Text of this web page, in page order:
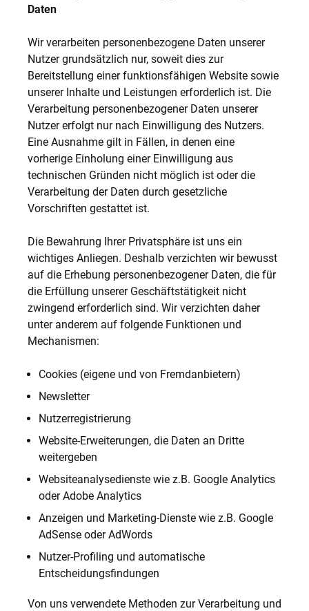
Daten
Wir verarbeiten personenbezogene Daten unserer
Nutzer grundsätzlich nur, soweit dies zur
Bereitstellung einer funktionsfähigen Website sowie
unserer Inhalte und Leistungen erforderlich ist. Die
Verarbeitung personenbezogener Daten unserer
Nutzer erfolgt nur nach Einwilligung des Nutzers.
Eine Ausnahme gilt in Fällen, in denen eine
vorherige Einholung einer Einwilligung aus
technischen Gründen nicht möglich ist oder die
Verarbeitung der Daten durch gesetzliche
Vorschriften gestattet ist.
Die Bewahrung Ihrer Privatsphäre ist uns ein
wichtiges Anliegen. Deshalb verzichten wir bewusst
auf die Erhebung personenbezogener Daten, die für
die Erfüllung unserer Geschäftstätigkeit nicht
zwingend erforderlich sind. Wir verzichten daher
unter anderem auf folgende Funktionen und
Mechanismen:
Cookies (eigene und von Fremdanbietern)
Newsletter
Nutzerregistrierung
Website-Erweiterungen, die Daten an Dritte
weitergeben
Websiteanalysedienste wie z.B. Google Analytics
oder Adobe Analytics
Anzeigen und Marketing-Dienste wie z.B. Google
AdSense oder AdWords
Nutzer-Profiling und automatische
Entscheidungsfindungen
Von uns verwendete Methoden zur Verarbeitung und